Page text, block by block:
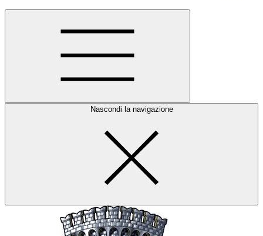
Nascondi la navigazione